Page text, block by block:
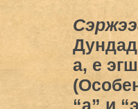
a, e
“а” и